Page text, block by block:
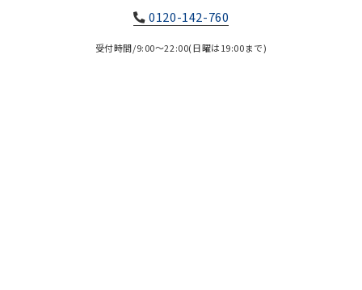
0120-142-760
受付時間/9:00～22:00(日曜は19:00まで)